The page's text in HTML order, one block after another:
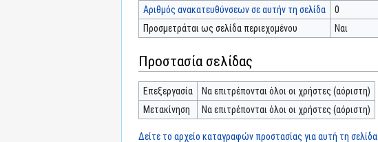
Αριθμός ανακατευθύνσεων σε αυτήν τη σελίδα
0
Προσμετράται ως σελίδα περιεχομένου
Ναι
Προστασία σελίδας
Επεξεργασία
Να επιτρέπονται όλοι οι χρήστες (αόριστη)
Μετακίνηση
Να επιτρέπονται όλοι οι χρήστες (αόριστη)
Δείτε το αρχείο καταγραφών προστασίας για αυτή τη σελίδα.